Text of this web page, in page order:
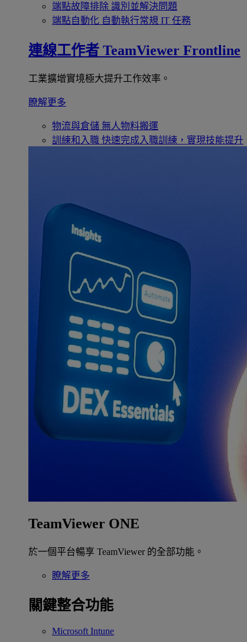
端點故障排除 識別並解決問題
端點自動化 自動執行常規 IT 任務
連線工作者 TeamViewer Frontline
工業擴增實境極大提升工作效率。
瞭解更多
物流與倉儲 無人物料搬運
訓練和入職 快速完成入職訓練，實現技能提升
TeamViewer ONE
於一個平台暢享 TeamViewer 的全部功能。
瞭解更多
關鍵整合功能
Microsoft Intune